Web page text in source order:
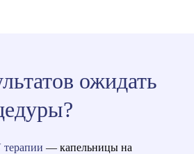
Это дает пациентам
пользу от терапии без риска
восстановления.
«Антистресс»обладает
ожидать
терапии — капельницы на